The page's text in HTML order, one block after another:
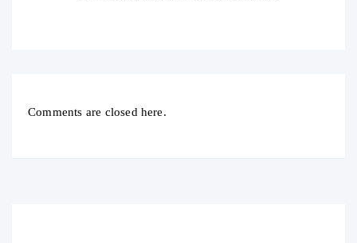
Comments are closed here.